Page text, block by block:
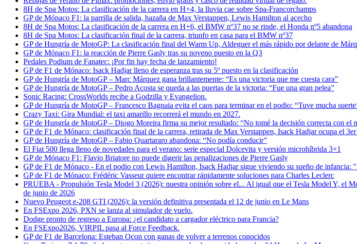
8H de Spa Motos: La clasificación de la carrera en H+4, la lluvia cae sobre Spa-Francorchamps
GP de Mónaco F1: la parrilla de salida, hazaña de Max Verstappen, Lewis Hamilton al acecho
8H de Spa Motos: La clasificación de la carrera en H+6, el BMW nº37 no se rinde, el Honda nº5 abandona
8H de Spa Motos: La clasificación final de la carrera, triunfo en casa para el BMW nº37
GP de Hungría de MotoGP: La clasificación final del Warm Up, Aldeguer el más rápido por delante de
GP de Mónaco F1: la reacción de Pierre Gasly tras su noveno puesto en la Q3
Pedales Podium de Fanatec: ¡Por fin hay fecha de lanzamiento!
GP de F1 de Mónaco: Isack Hadjar lleno de esperanza tras su 5º puesto en la clasificación
GP de Hungría de MotoGP – Marc Márquez gana brillantemente: “Es una victoria que me cuesta cara”
GP de Hungría de MotoGP – Pedro Acosta se queda a las puertas de la victoria: “Fue una gran pelea”
Sonic Racing: CrossWorlds recibe a Godzilla y Evangelion.
GP de Hungría de MotoGP – Francesco Bagnaia evita el caos para terminar en el podio: “Tuve mucha
Crazy Taxi: Gira Mundial: el taxi amarillo recorrerá el mundo en 2027.
GP de Hungría de MotoGP – Diogo Moreira firma su mejor resultado: “No tomé la decisión correcta con el
GP de F1 de Mónaco: clasificación final de la carrera, retirada de Max Verstappen, Isack Hadjar ocupa el
GP de Hungría de MotoGP – Fabio Quartararo abandona: “No podía conducir”
El Fiat 500 llega lleno de novedades para el verano: serie especial Dolcevita y versión microhíbrida 3+1
GP de Mónaco F1: Flavio Briatore no puede digerir las penalizaciones de Pierre Gasly
GP de F1 de Mónaco - En el podio con Lewis Hamilton, Isack Hadjar sigue viviendo su sueño de infancia:
GP de F1 de Mónaco: Frédéric Vasseur quiere encontrar rápidamente soluciones para Charles Leclerc
PRUEBA - Propulsión Tesla Model 3 (2026): nuestra opinión sobre el... Al igual que el Tesla Model Y, el
de junio de 2026
Nuevo Peugeot e-208 GTI (2026): la versión definitiva presentada el 12 de junio en Le Mans
En FSExpo 2026, PXN se lanza al simulador de vuelo.
Dodge pronto de regreso a Europa: ¿el candidato a cargador eléctrico para Francia?
En FSExpo2026, VIRPIL pasa al Force Feedback.
GP de F1 de Barcelona: Esteban Ocon con ganas de volver a terrenos conocidos